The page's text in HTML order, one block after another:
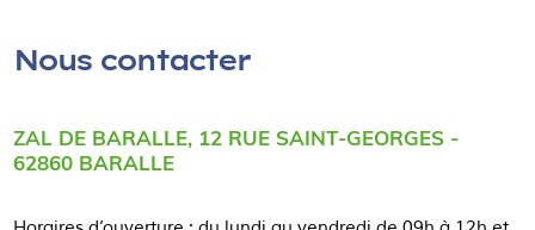
Nous contacter
ZAL DE BARALLE, 12 RUE SAINT-GEORGES -
62860 BARALLE